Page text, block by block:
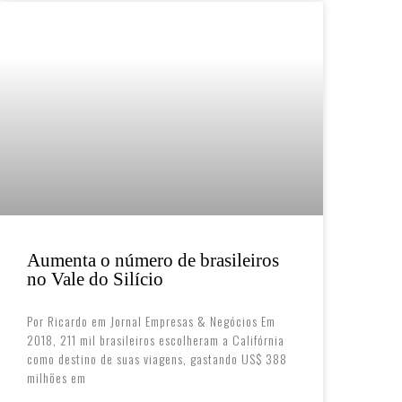
Aumenta o número de brasileiros
no Vale do Silício
Por Ricardo em Jornal Empresas & Negócios Em
2018, 211 mil brasileiros escolheram a Califórnia
como destino de suas viagens, gastando US$ 388
milhões em